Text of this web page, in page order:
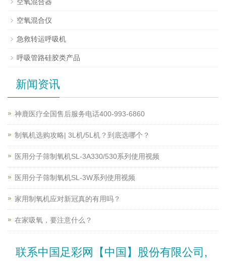
空氧混合器
空氧混合仪
急救转运呼吸机
呼吸管路硅胶类产品
新闻资讯
神鹿医疗全国售后服务电话400-993-6860
制氧机选购攻略| 3L机/5L机？到底选哪个？
医用分子筛制氧机SL-3A330/530系列使用视频
医用分子筛制氧机SL-3W系列使用视频
家用制氧机应对新冠真的有用吗？
在家吸氧，要注意什么？
联系中国足彩网【中国】股份有限公司,